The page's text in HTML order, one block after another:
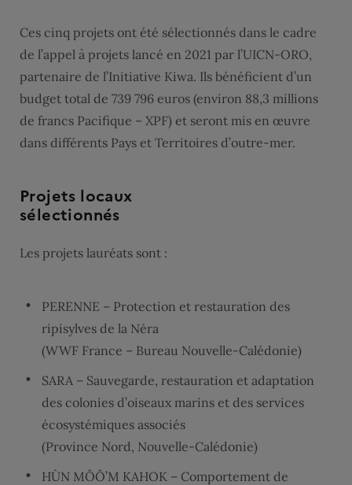
Ces cinq projets ont été sélectionnés dans le cadre
de l’appel à projets lancé en 2021 par l’UICN-ORO,
partenaire de l’Initiative Kiwa. Ils bénéficient d’un
budget total de 739 796 euros (environ 88,3 millions
de francs Pacifique – XPF) et seront mis en œuvre
dans différents Pays et Territoires d’outre-mer.
Projets locaux
sélectionnés
Les projets lauréats sont :
PERENNE – Protection et restauration des
ripisylves de la Néra
(WWF France – Bureau Nouvelle-Calédonie)
SARA – Sauvegarde, restauration et adaptation
des colonies d’oiseaux marins et des services
écosystémiques associés
(Province Nord, Nouvelle-Calédonie)
HÙN MÔÔ’M KAHOK – Comportement de